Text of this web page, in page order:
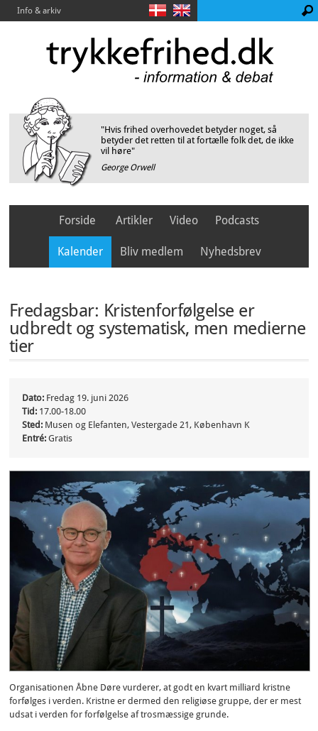
Info & arkiv
"Hvis frihed overhovedet betyder noget, så
betyder det retten til at fortælle folk det, de ikke
vil høre"
George Orwell
Forside Artikler Video Podcasts
Kalender Bliv medlem Nyhedsbrev
Fredagsbar: Kristenforfølgelse er
udbredt og systematisk, men medierne
tier
Dato: Fredag 19. juni 2026
Tid:17.00-18.00
Sted:Musen og Elefanten, Vestergade 21, København K
Entré:Gratis
Organisationen Åbne Døre vurderer, at godt en kvart milliard kristne
forfølges i verden. Kristne er dermed den religiøse gruppe, der er mest
udsat i verden for forfølgelse af trosmæssige grunde.